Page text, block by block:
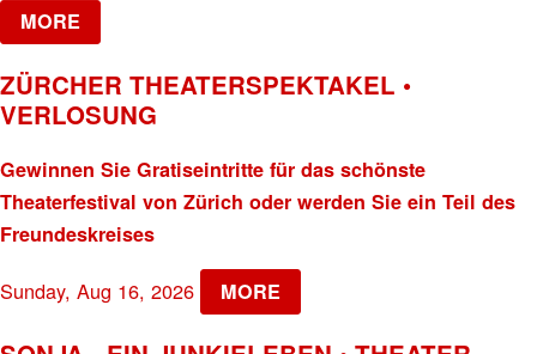
MORE
ZÜRCHER THEATERSPEKTAKEL •
VERLOSUNG
Gewinnen Sie Gratiseintritte für das schönste
Theaterfestival von Zürich oder werden Sie ein Teil des
Freundeskreises
Sunday, Aug 16, 2026 MORE